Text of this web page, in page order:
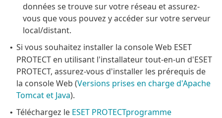
données se trouve sur votre réseau et assurez-
vous que vous pouvez y accéder sur votre serveur
local/distant.
• Si vous souhaitez installer la console Web ESET
PROTECT en utilisant l'installateur tout-en-un d'ESET
PROTECT, assurez-vous d'installer les prérequis de
la console Web (Versions prises en charge d'Apache
Tomcat et Java).
• Téléchargez le ESET PROTECTprogramme